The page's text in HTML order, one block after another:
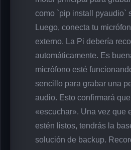
como `pip install pyaudio`
Luego, conecta tu
externo. La Pi debería
automáticamente. Es
micrófono esté
sencillo para grabar una
audio. Esto confirmará
«escuchar». Una vez que
estén listos, tendrás la
solución de backup.